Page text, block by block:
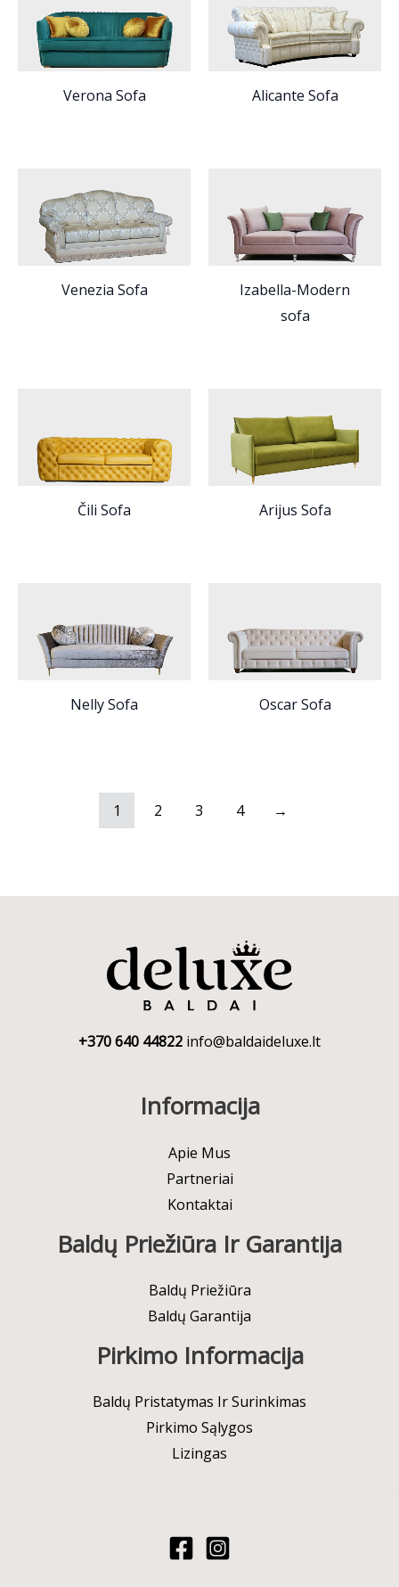
Verona Sofa Alicante Sofa
Venezia Sofa
Izabella-Modern
sofa
Čili Sofa Arijus Sofa
Nelly Sofa Oscar Sofa
1 2 3 4 →
+370 640 44822 info@baldaideluxe.lt
Informacija
Apie Mus
Partneriai
Kontaktai
Baldų Priežiūra Ir Garantija
Baldų Priežiūra
Baldų Garantija
Pirkimo Informacija
Baldų Pristatymas Ir Surinkimas
Pirkimo Sąlygos
Lizingas